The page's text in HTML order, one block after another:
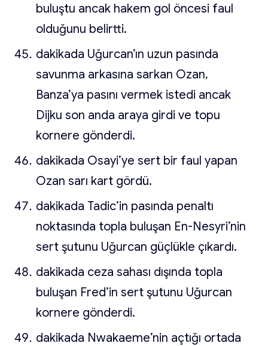
buluştu ancak hakem gol öncesi faul
olduğunu belirtti.
dakikada Uğurcan’ın uzun pasında
savunma arkasına sarkan Ozan,
Banza’ya pasını vermek istedi ancak
Dijku son anda araya girdi ve topu
kornere gönderdi.
dakikada Osayi’ye sert bir faul yapan
Ozan sarı kart gördü.
dakikada Tadic’in pasında penaltı
noktasında topla buluşan En-Nesyri’nin
sert şutunu Uğurcan güçlükle çıkardı.
dakikada ceza sahası dışında topla
buluşan Fred’in sert şutunu Uğurcan
kornere gönderdi.
dakikada Nwakaeme’nin açtığı ortada